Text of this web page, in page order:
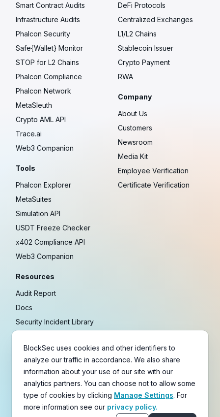
Smart Contract Audits
Infrastructure Audits
Phalcon Security
Safe{Wallet} Monitor
STOP for L2 Chains
Phalcon Compliance
Phalcon Network
MetaSleuth
Crypto AML API
Trace.ai
Web3 Companion
Tools
Phalcon Explorer
MetaSuites
Simulation API
USDT Freeze Checker
x402 Compliance API
Web3 Companion
Resources
Audit Report
Docs
Security Incident Library
Research
Guides
Crypto Payment Playbook
DeFi Protocols
Centralized Exchanges
L1/L2 Chains
Stablecoin Issuer
Crypto Payment
RWA
Company
About Us
Customers
Newsroom
Media Kit
Employee Verification
Certificate Verification
Copyright © 2021-2026BlockSec
Terms & Policies & Disclaimer
BlockSec uses cookies and other identifiers to
analyze our traffic in accordance. We also share
information about your use of our site with our
analytics partners. You can choose not to allow some
type of cookies by clicking Manage Settings. For
more information see our privacy policy.